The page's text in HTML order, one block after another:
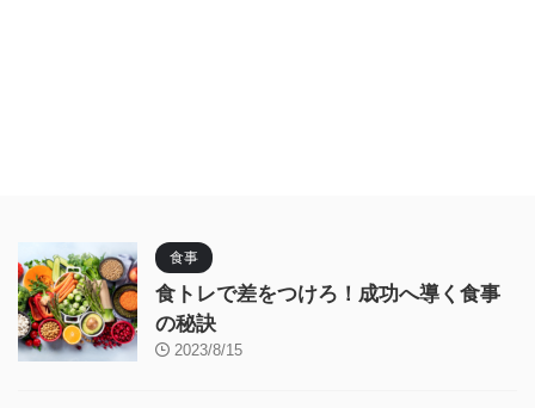
食事
食トレで差をつけろ！成功へ導く食事
の秘訣
2023/8/15